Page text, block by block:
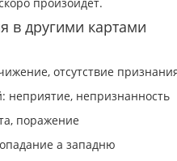
в другими картами
отсутствие
неприятие, непризнанность
поражение
а западню